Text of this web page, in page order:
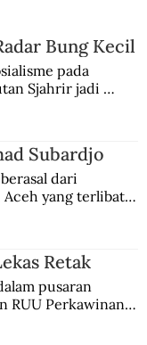
Bung Kecil
pada
Sjahrir jadi
Subardjo
dari
yang terlibat
Retak
pusaran
RUU Perkawinan.